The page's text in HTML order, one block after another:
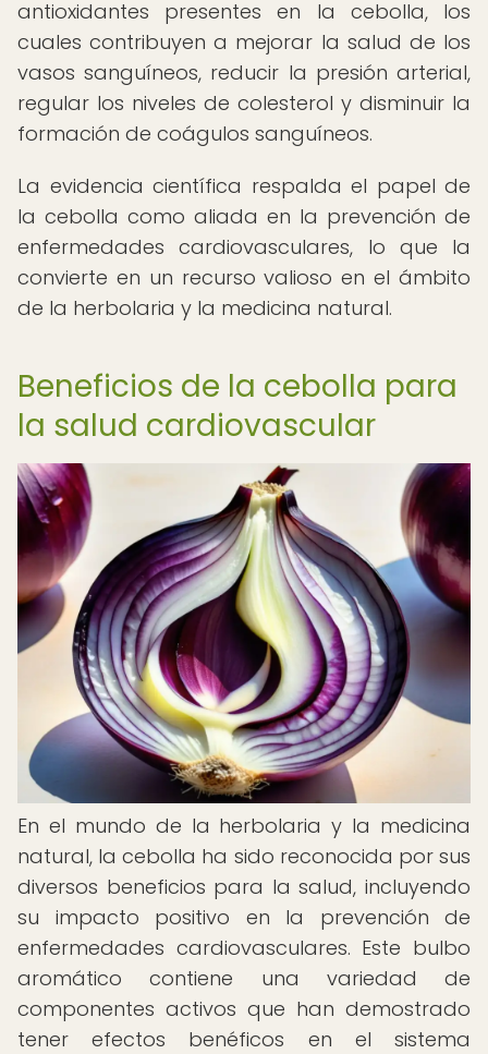
antioxidantes presentes en la cebolla, los
cuales contribuyen a mejorar la salud de los
vasos sanguíneos, reducir la presión arterial,
regular los niveles de colesterol y disminuir la
formación de coágulos sanguíneos.
La evidencia científica respalda el papel de
la cebolla como aliada en la prevención de
enfermedades cardiovasculares, lo que la
convierte en un recurso valioso en el ámbito
de la herbolaria y la medicina natural.
Beneficios de la cebolla para
la salud cardiovascular
En el mundo de la herbolaria y la medicina
natural, la cebolla ha sido reconocida por sus
diversos beneficios para la salud, incluyendo
su impacto positivo en la prevención de
enfermedades cardiovasculares. Este bulbo
aromático contiene una variedad de
componentes activos que han demostrado
tener efectos benéficos en el sistema